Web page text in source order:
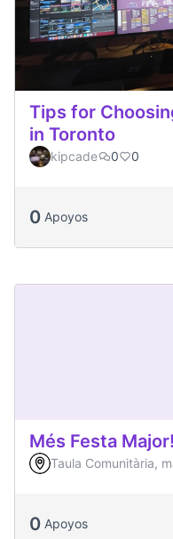
Tips for
in Toronto
kipcade 0 0
0 Apoyos
Més Festa Major!
Taula Comunitària,
0 Apoyos